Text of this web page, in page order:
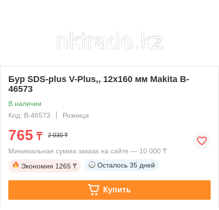
Бур SDS-plus V-Plus,, 12х160 мм Makita B-
46573
В наличии
Код: B-46573
Розница
765 ₸ 2 030 ₸
Минимальная сумма заказа на сайте — 10 000 ₸
Экономия 1265 ₸ Осталось 35 дней
Купить